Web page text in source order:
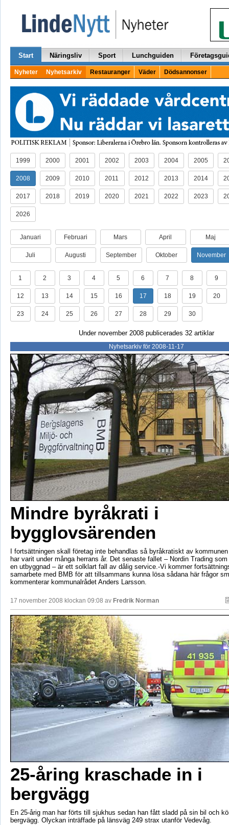
Start Näringsliv Sport Lunchguiden
Nyheter Nyhetsarkiv Restauranger Väder Dödsannonser
1999 2000 2001 2002 2003 2004 2005
2008 2009 2010 2011 2012 2013 2014
2017 2018 2019 2020 2021 2022 2023
2026
Januari Februari Mars April Maj
Juli Augusti September Oktober November
1 2 3 4 5 6 7 8 9
12 13 14 15 16 17 18 19 20
23 24 25 26 27 28 29 30
Under november 2008 publicerades 32 artiklar
Nyhetsarkiv för 2008-11-17
Mindre byråkrati i
bygglovsärenden
I fortsättningen skall företag inte behandlas så byråkratiskt av
har varit under många herrans år. Det senaste fallet – Nordin Trading
en utbyggnad – är ett solklart fall av dålig service.-Vi kommer
samarbete med BMB för att tillsammans kunna lösa sådana här frågor
kommenterar kommunalrådet Anders Larsson.
17 november 2008 klockan 09:08 av Fredrik Norman
25-åring kraschade in i
bergvägg
En 25-årig man har förts till sjukhus sedan han fått sladd på sin bil och
bergvägg. Olyckan inträffade på länsväg 249 strax utanför Vedevåg.